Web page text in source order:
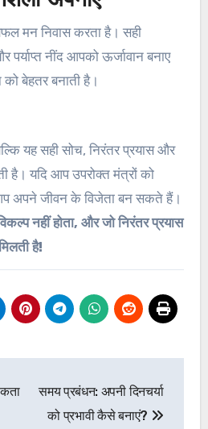
मन निवास करता है। सही
पर्याप्त नींद आपको ऊर्जावान बनाए
बेहतर बनाती है।
यह सही सोच, निरंतर प्रयास और
है। यदि आप उपरोक्त मंत्रों को
अपने जीवन के विजेता बन सकते हैं।
नहीं होता, और जो निरंतर प्रयास
है!
समय प्रबंधन: अपनी दिनचर्या
को प्रभावी कैसे बनाएं?